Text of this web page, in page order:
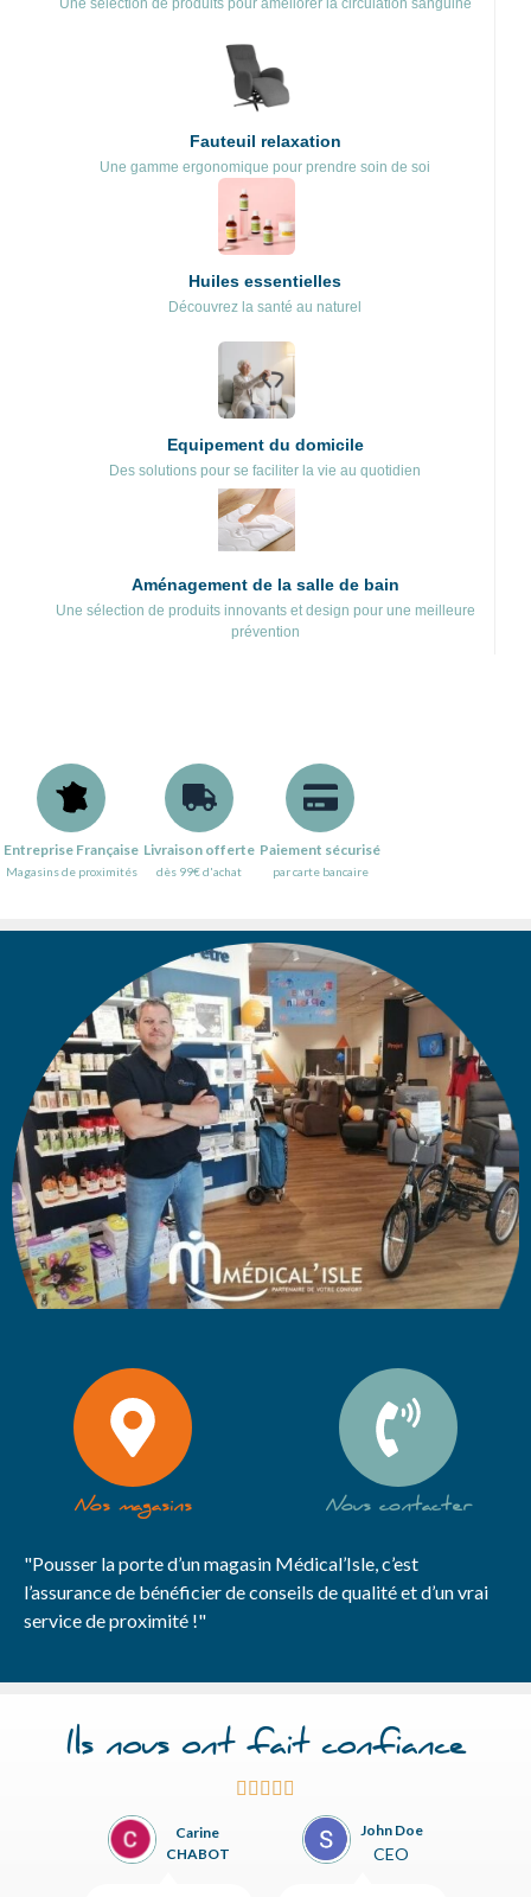
Fauteuil relaxation
Une gamme ergonomique pour prendre soin de soi
Huiles essentielles
Découvrez la santé au naturel
Equipement du domicile
Des solutions pour se faciliter la vie au quotidien
Aménagement de la salle de bain
Une sélection de produits innovants et design pour une meilleure
prévention
Entreprise Française
Magasins de proximités
Livraison offerte
dès 99€ d'achat
Paiement sécurisé
par carte bancaire
Nos magasins Nous contacter
"Pousser la porte d’un magasin Médical’Isle, c’est
l’assurance de bénéficier de conseils de qualité et d’un vrai
service de proximité !"
Ils nous ont fait confiance
    
Carine
CHABOT
John Doe
CEO